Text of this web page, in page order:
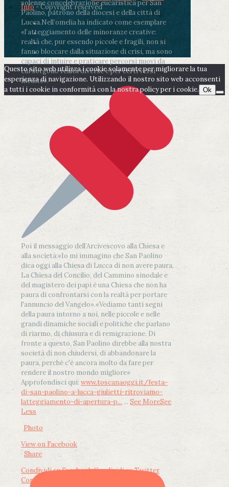
solenne concelebrazione eucaristica per San
Paolino, patrono della diocesi e della città di
Lucca.Nell’omelia ha indicato come esemplare
«l’atteggiamento delle minoranze creative:
realtà che, pur essendo piccole e fragili, non si
fanno bloccare dalla situazione di crisi, ma sono
capaci di intuire e praticare percorsi nuovi da
cui sorgono realtà diverse e per certi versi
inedite».
Poi il messaggio dell’Arcivescovo alla Chiesa e
alla società:«Io mi immagino che San Paolino
dica oggi alla Chiesa di Lucca di non avere paura.
La Chiesa del Concilio, del Cammino sinodale e
del magistero dei papi è una Chiesa che non ha
paura di confrontarsi con la realtà per portare
l'annuncio del Vangelo».«Vediamo tanti segni
della paura intorno a noi, nelle piccole e nelle
grandi dinamiche sociali e politiche che parlano
di riarmo, di chiusura e di remigrazione. Di
fronte a questo, San Paolino direbbe alla nostra
società di non chiudersi, di abbandonare la
paura, perché c'è ancora molto da fare per
rendere il nostro mondo migliore»
Approfondisci qui: www.toscanaoggi.it/festa-
di-san-paolino-a-lucca-giulietti-ritroviamo-
latteggiamento-di-apertura-p... ... See MoreSee
Less
Photo
View on Facebook
· Share
Condividi su FacebookCondividi su Twitter
Condividi su LinkedIn
Info- Copyright reserved
Questo sito web utilizza i cookie solamente per migliorare la tua
esperienza di navigazione. Utilizzando il nostro sito web acconsenti
a tutti i cookie in conformità con la nostra policy per i cookie. Ok